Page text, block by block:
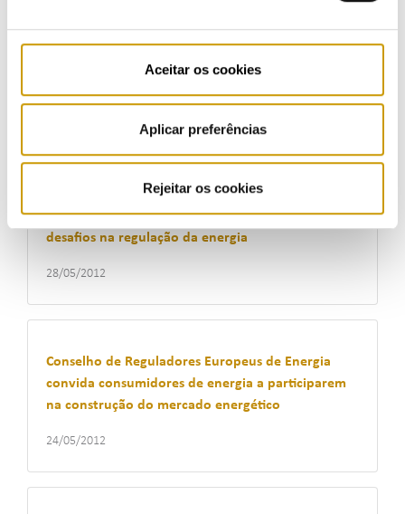
Aceitar os cookies
Aplicar preferências
Rejeitar os cookies
Novos desafios na regulação da energia nos países
de língua oficial portuguesa estiveram em debate
na V Conferência Anual da RELOP
V Conferência Anual da RELOP debate novos
desafios na regulação da energia
28/05/2012
Conselho de Reguladores Europeus de Energia
convida consumidores de energia a participarem
na construção do mercado energético
24/05/2012